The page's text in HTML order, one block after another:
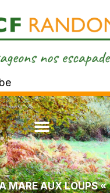
MARE AUX LOUPS «